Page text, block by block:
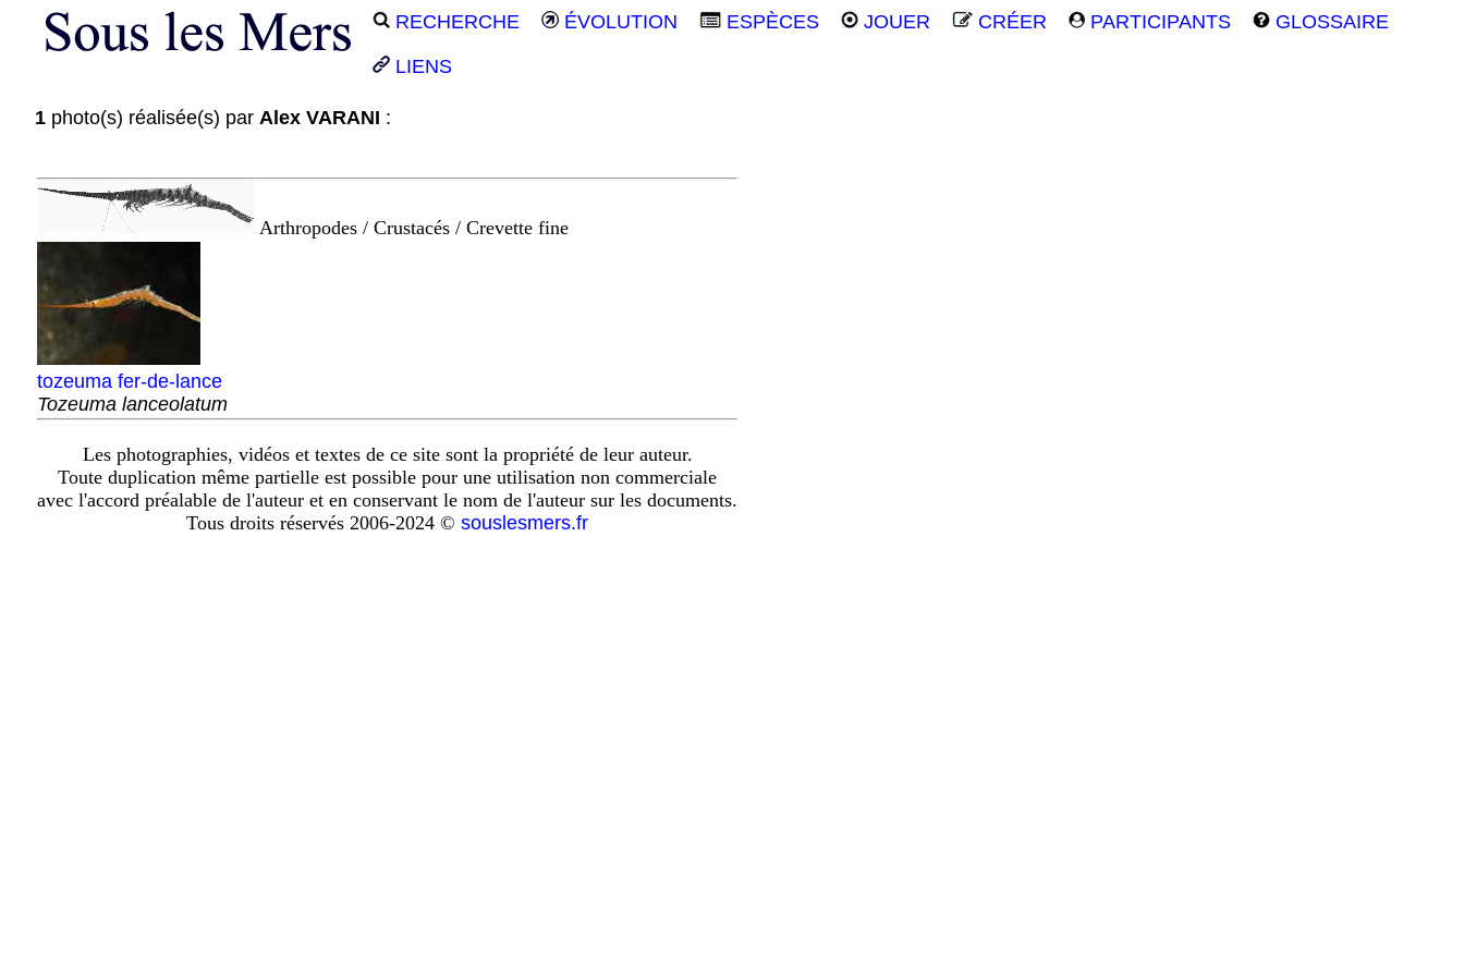
RECHERCHE ÉVOLUTION ESPÈCES JOUER CRÉER PARTICIPANTS GLOSSAIRE
LIENS
1 photo(s) réalisée(s) par Alex VARANI :
Arthropodes / Crustacés / Crevette fine
tozeuma fer-de-lance
Tozeuma lanceolatum
Les photographies, vidéos et textes de ce site sont la propriété de leur auteur.
Toute duplication même partielle est possible pour une utilisation non commerciale
avec l'accord préalable de l'auteur et en conservant le nom de l'auteur sur les documents.
Tous droits réservés 2006-2024 © souslesmers.fr